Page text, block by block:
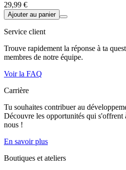
29,99 €
Ajouter au panier
Service client
Trouve rapidement la réponse à ta
membres de notre équipe.
Voir la FAQ
Carrière
Tu souhaites contribuer au
Découvre les opportunités qui
nous !
En savoir plus
Boutiques et ateliers